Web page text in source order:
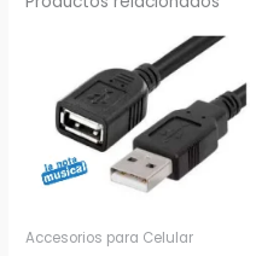
Accesorios para Celular